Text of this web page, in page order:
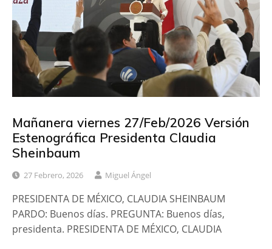
Mañanera viernes 27/Feb/2026 Versión
Estenográfica Presidenta Claudia
Sheinbaum
27 Febrero, 2026 Miguel Ángel
PRESIDENTA DE MÉXICO, CLAUDIA SHEINBAUM
PARDO: Buenos días. PREGUNTA: Buenos días,
presidenta. PRESIDENTA DE MÉXICO, CLAUDIA